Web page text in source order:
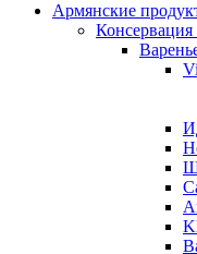
Армянские
Консервация